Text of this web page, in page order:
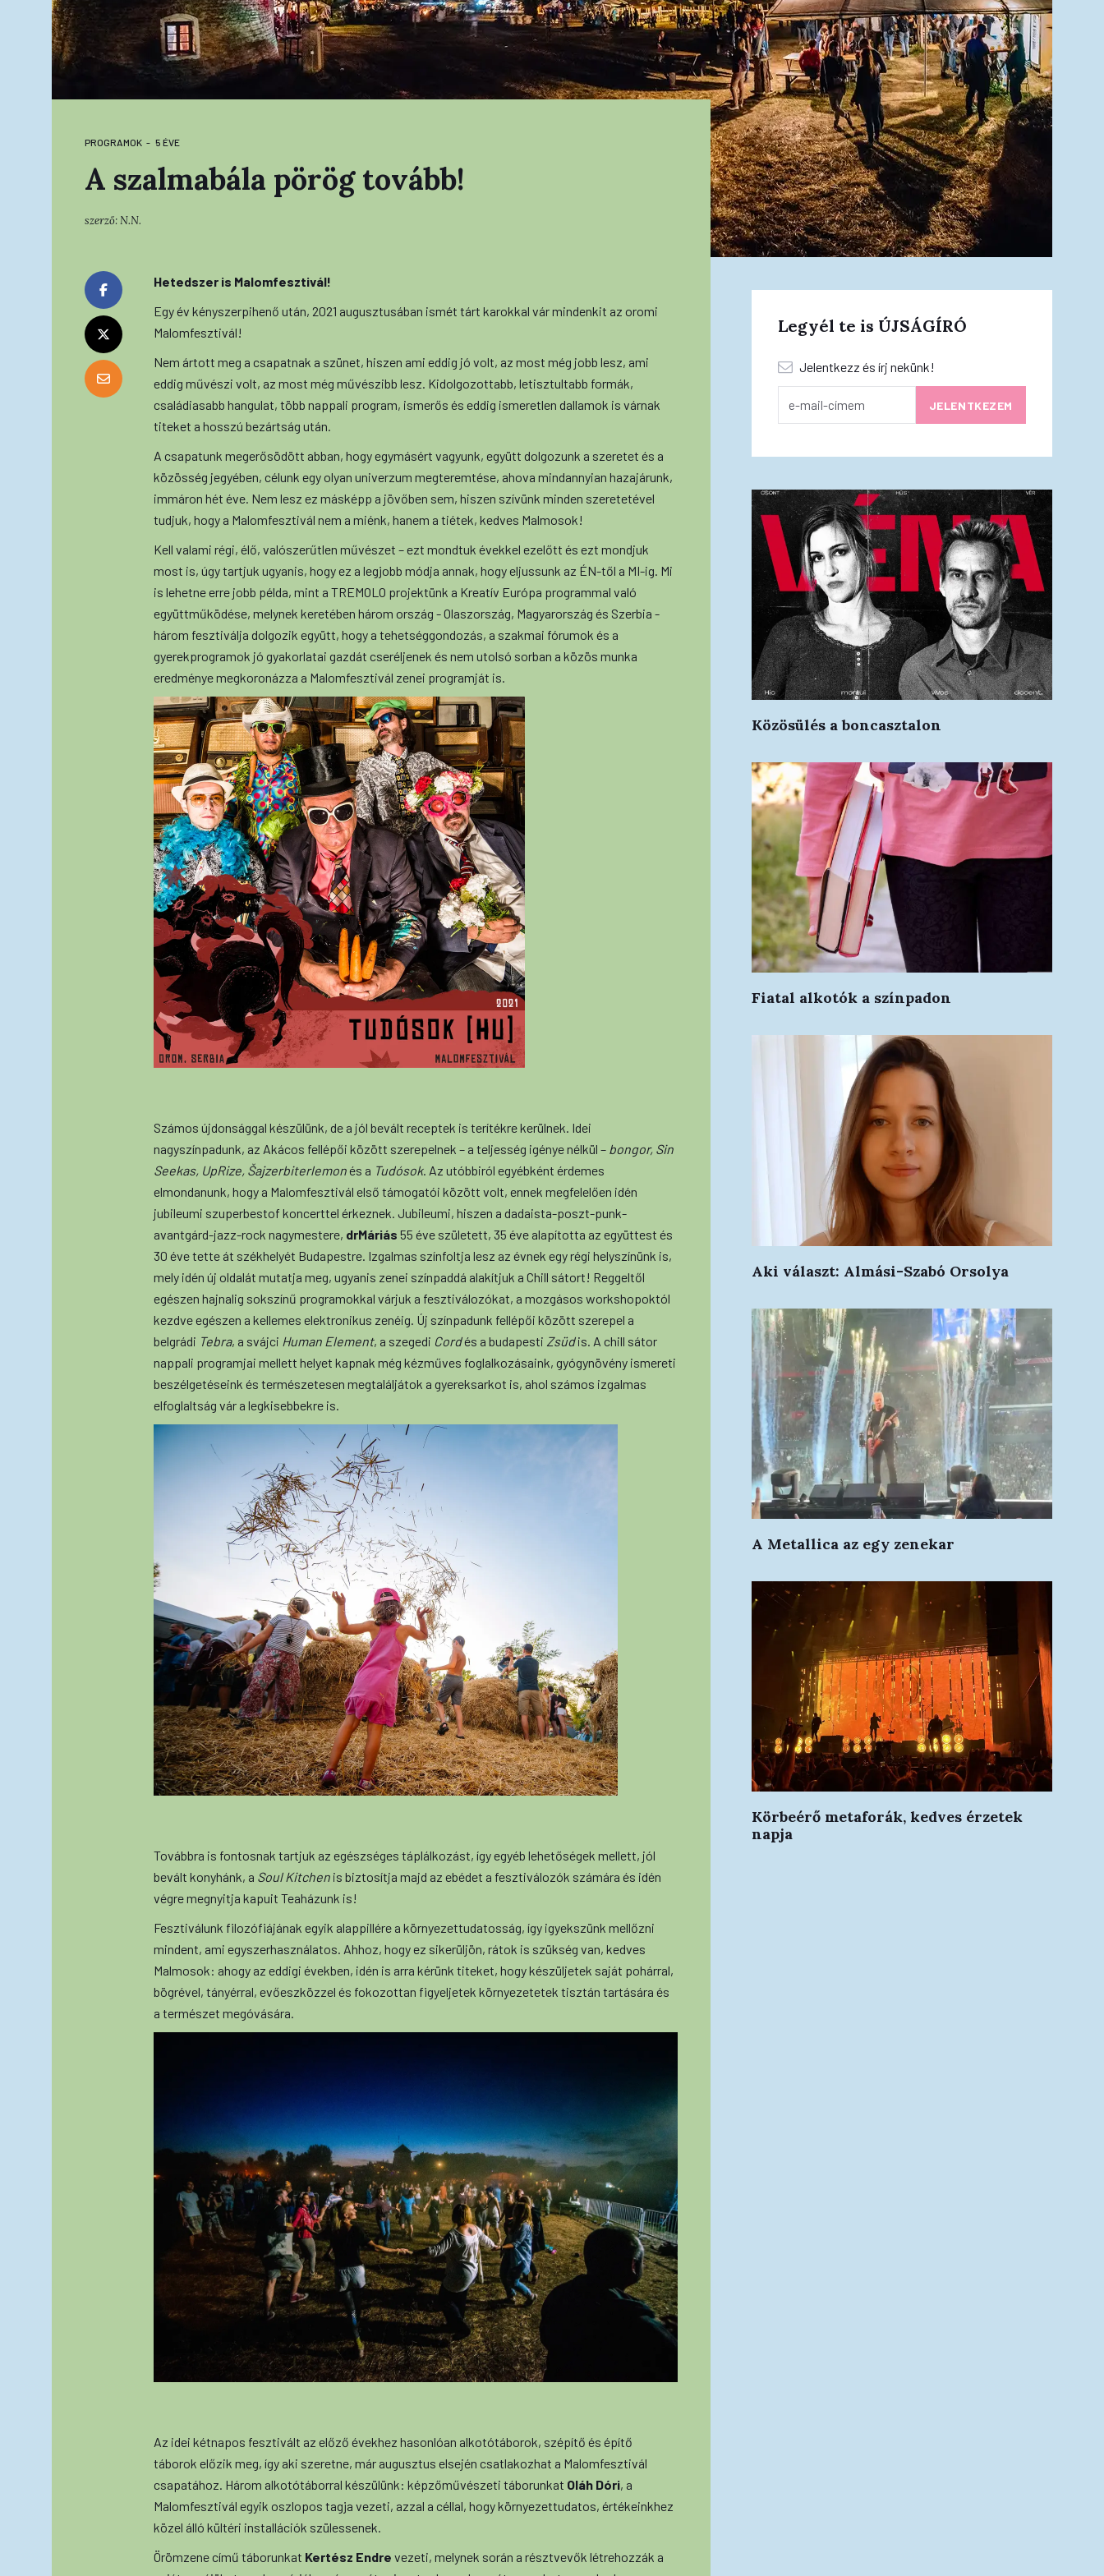
PROGRAMOK 5 ÉVE
A szalmabála pörög tovább!
szerző:N.N.
Hetedszer is Malomfesztivál!
Egy év kényszerpihenő után, 2021 augusztusában ismét tárt karokkal vár mindenkit az oromi
Malomfesztivál!
Nem ártott meg a csapatnak a szünet, hiszen ami eddig jó volt, az most még jobb lesz, ami
eddig művészi volt, az most még művészibb lesz. Kidolgozottabb, letisztultabb formák,
családiasabb hangulat, több nappali program, ismerős és eddig ismeretlen dallamok is várnak
titeket a hosszú bezártság után.
A csapatunk megerősödött abban, hogy egymásért vagyunk, együtt dolgozunk a szeretet és a
közösség jegyében, célunk egy olyan univerzum megteremtése, ahova mindannyian hazajárunk,
immáron hét éve. Nem lesz ez másképp a jövőben sem, hiszen szívünk minden szeretetével
tudjuk, hogy a Malomfesztivál nem a miénk, hanem a tiétek, kedves Malmosok!
Kell valami régi, élő, valószerűtlen művészet – ezt mondtuk évekkel ezelőtt és ezt mondjuk
most is, úgy tartjuk ugyanis, hogy ez a legjobb módja annak, hogy eljussunk az ÉN-től a MI-ig. Mi
is lehetne erre jobb példa, mint a TREMOLO projektünk a Kreatív Európa programmal való
együttműködése, melynek keretében három ország - Olaszország, Magyarország és Szerbia -
három fesztiválja dolgozik együtt, hogy a tehetséggondozás, a szakmai fórumok és a
gyerekprogramok jó gyakorlatai gazdát cseréljenek és nem utolsó sorban a közös munka
eredménye megkoronázza a Malomfesztivál zenei programját is.
Számos újdonsággal készülünk, de a jól bevált receptek is terítékre kerülnek. Idei
nagyszínpadunk, az Akácos fellépői között szerepelnek – a teljesség igénye nélkül – bongor, Sin
Seekas, UpRize, Šajzerbiterlemonés a Tudósok. Az utóbbiról egyébként érdemes
elmondanunk, hogy a Malomfesztivál első támogatói között volt, ennek megfelelően idén
jubileumi szuperbestof koncerttel érkeznek. Jubileumi, hiszen a dadaista-poszt-punk-
avantgárd-jazz-rock nagymestere, drMáriás 55 éve született, 35 éve alapította az együttest és
30 éve tette át székhelyét Budapestre. Izgalmas színfoltja lesz az évnek egy régi helyszínünk is,
mely idén új oldalát mutatja meg, ugyanis zenei színpaddá alakítjuk a Chill sátort! Reggeltől
egészen hajnalig sokszínű programokkal várjuk a fesztiválozókat, a mozgásos workshopoktól
kezdve egészen a kellemes elektronikus zenéig. Új színpadunk fellépői között szerepel a
belgrádi Tebra, a svájci Human Element, a szegedi Cordés a budapesti Zsüdis. A chill sátor
nappali programjai mellett helyet kapnak még kézműves foglalkozásaink, gyógynövény ismereti
beszélgetéseink és természetesen megtaláljátok a gyereksarkot is, ahol számos izgalmas
elfoglaltság vár a legkisebbekre is.
Továbbra is fontosnak tartjuk az egészséges táplálkozást, így egyéb lehetőségek mellett, jól
bevált konyhánk, a Soul Kitchen is biztosítja majd az ebédet a fesztiválozók számára és idén
végre megnyitja kapuit Teaházunk is!
Fesztiválunk filozófiájának egyik alappillére a környezettudatosság, így igyekszünk mellőzni
mindent, ami egyszerhasználatos. Ahhoz, hogy ez sikerüljön, rátok is szükség van, kedves
Malmosok: ahogy az eddigi években, idén is arra kérünk titeket, hogy készüljetek saját pohárral,
bögrével, tányérral, evőeszközzel és fokozottan figyeljetek környezetetek tisztán tartására és
a természet megóvására.
Az idei kétnapos fesztivált az előző évekhez hasonlóan alkotótáborok, szépítő és építő
táborok előzik meg, így aki szeretne, már augusztus elsején csatlakozhat a Malomfesztivál
csapatához. Három alkotótáborral készülünk: képzőművészeti táborunkat Oláh Dóri, a
Malomfesztivál egyik oszlopos tagja vezeti, azzal a céllal, hogy környezettudatos, értékeinkhez
közel álló kültéri installációk szülessenek.
Örömzene című táborunkat Kertész Endre vezeti, melynek során a résztvevők létrehozzák a
Legyél te is ÚJSÁGÍRÓ
Jelentkezz és írj nekünk!
Közösülés a boncasztalon
Fiatal alkotók a színpadon
Aki választ: Almási-Szabó Orsolya
A Metallica az egy zenekar
Körbeérő metaforák, kedves érzetek
napja